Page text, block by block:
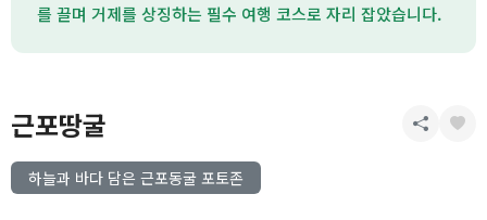
를 끌며 거제를 상징하는 필수 여행 코스로 자리 잡았습니다.
근포땅굴
하늘과 바다 담은 근포동굴 포토존